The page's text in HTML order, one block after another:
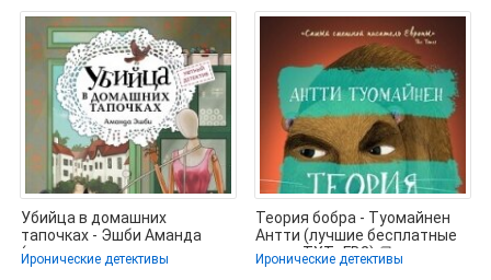
Убийца в домашних
тапочках - Эшби Аманда
(читать книги полностью
.TXT, .FB2) 📗
Иронические детективы
Теория бобра - Туомайнен
Антти (лучшие бесплатные
книги .TXT, .FB2) 📗
Иронические детективы